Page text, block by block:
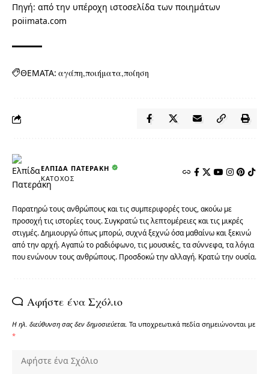
Πηγή: από την υπέροχη ιστοσελίδα των ποιημάτων
poiimata.com
ΘΕΜΑΤΑ: αγάπη ποιήματα ποίηση
ΕΛΠΊΔΑ ΠΑΤΕΡΆΚΗ
ΚΆΤΟΧΟΣ
Παρατηρώ τους ανθρώπους και τις συμπεριφορές τους, ακούω με
προσοχή τις ιστορίες τους. Συγκρατώ τις λεπτομέρειες και τις μικρές
στιγμές. Δημιουργώ όπως μπορώ, συχνά ξεχνώ όσα μαθαίνω και ξεκινώ
από την αρχή. Αγαπώ το ραδιόφωνο, τις μουσικές, τα σύννεφα, τα λόγια
που ενώνουν τους ανθρώπους. Προσδοκώ την αλλαγή. Κρατώ την ουσία.
Αφήστε ένα Σχόλιο
Η ηλ. διεύθυνση σας δεν δημοσιεύεται. Τα υποχρεωτικά πεδία σημειώνονται με
*